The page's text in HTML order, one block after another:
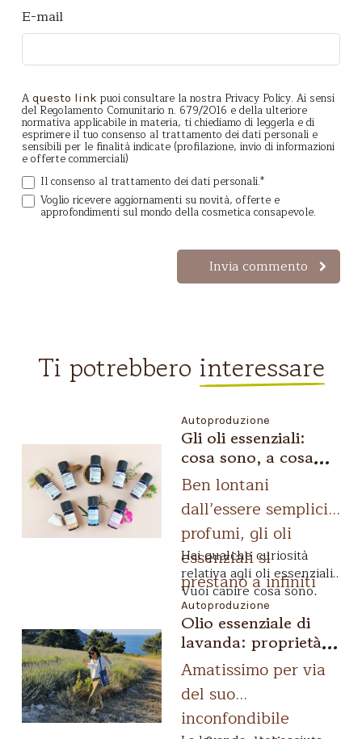
E-mail
A questo link puoi consultare la nostra Privacy Policy. Ai sensi
del Regolamento Comunitario n. 679/2016 e della ulteriore
normativa applicabile in materia, ti chiediamo di leggerla e di
esprimere il tuo consenso al trattamento dei dati personali e
sensibili per le finalità indicate (profilazione, invio di informazioni
e offerte commerciali)
Il consenso al trattamento dei dati personali.*
Voglio ricevere aggiornamenti su novità, offerte e
approfondimenti sul mondo della cosmetica consapevole.
Ti potrebbero interessare
Autoproduzione
Gli oli essenziali:
cosa sono, a cosa
servono e come
utilizzarli al meglio
Ben lontani
dall’essere semplici
profumi, gli oli
essenziali si
prestano a infiniti
usi e sono alleati
fidati della
cosmetica DIY e
dell’aromaterapia.
Hai qualche curiosità
relativa aglioli essenziali?
Vuoi capirecosa sono,
come vengono estratti
quale uso ne puoi fare?
Con questo articolo
vogliamo dissipare ogni
dubbio e soddisfare ogni
curiosità riguardante
questi profumatissimi oli
concentrati!
Autoproduzione
Olio essenziale di
lavanda: proprietà e
benefici. Ecco come
usarlo
Amatissimo per via
del suo
inconfondibile